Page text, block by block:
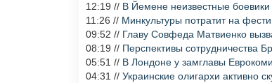
12:19 // В Йемене неизвестные боевики
11:26 // Минкультуры потратит на
09:52 // Главу Совфеда Матвиенко
08:19 // Перспективы сотрудничества
05:51 // В Лондоне у замглавы
04:31 // Украинские олигархи активно